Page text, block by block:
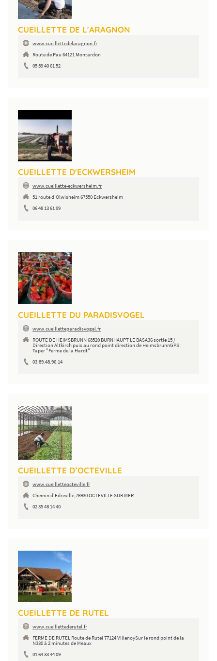
CUEILLETTE DE L'ARAGNON
www.cueillettedelaragnon.fr
Route de Pau 64121 Montardon
05 59 40 61 52
CUEILLETTE D'ECKWERSHEIM
www.cueillette-eckwersheim.fr
51 route d'Olwisheim 67550 Eckwersheim
06 48 13 61 99
CUEILLETTE DU PARADISVOGEL
www.cueilletteparadisvogel.fr
ROUTE DE HEIMSBRUNN 68520 BURNHAUPT LE BASA36 sortie 15 /
Direction Altkirch puis au rond point direction de HeimsbrunnGPS :
Taper "Ferme de la Hardt"
03.89.48.96.14
CUEILLETTE D’OCTEVILLE
www.cueilletteocteville.fr
Chemin d’Edreville,76930 OCTEVILLE SUR MER
02 35 48 14 40
CUEILLETTE DE RUTEL
www.cueillettederutel.fr
FERME DE RUTEL Route de Rutel 77124 VillenoySur le rond point de la
N330 à 2 minutes de Meaux
01 64 33 44 09